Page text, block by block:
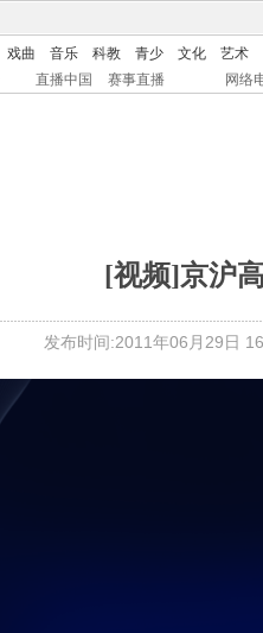
戏曲 音乐 科教 青少 文化
艺术
直播中国 赛事直播 网络
[视频]京沪
发布时间:2011年06月29日